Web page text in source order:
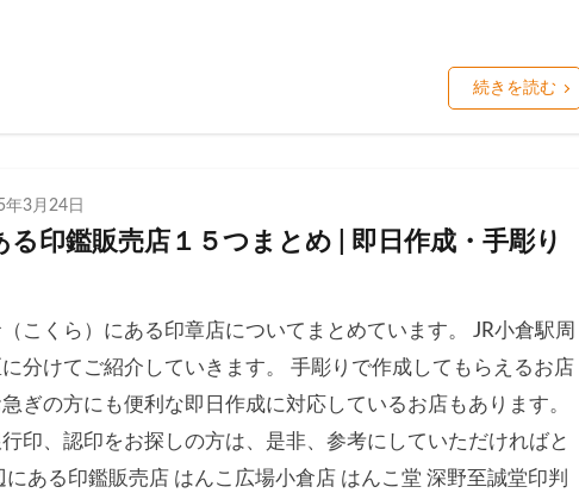
続きを読む
年3月24日
る印鑑販売店１５つまとめ | 即日作成・手彫り
こくら）にある印章店についてまとめています。 JR小倉駅周
分けてご紹介していきます。 手彫りで作成してもらえるお店
ぎの方にも便利な即日作成に対応しているお店もあります。
印、認印をお探しの方は、是非、参考にしていただければと
ある印鑑販売店 はんこ広場小倉店 はんこ堂 深野至誠堂印判